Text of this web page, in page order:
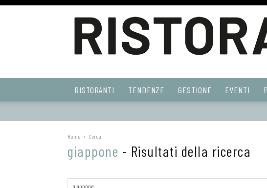
Web
RISTORANTI TENDENZE GESTIONE EVENTI
Home Cerca
giappone - Risultati della ricerca